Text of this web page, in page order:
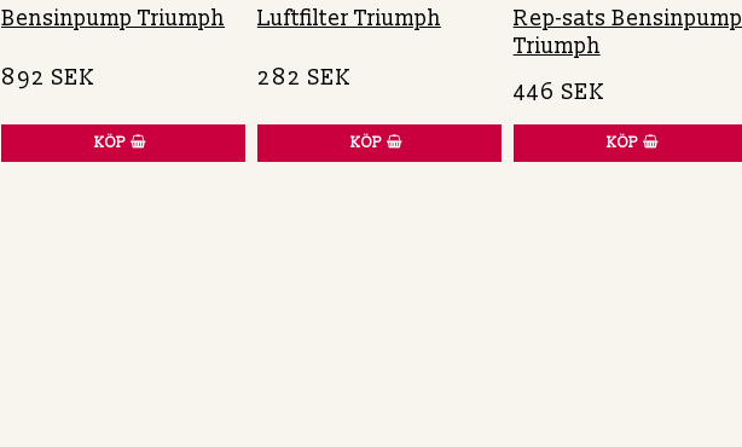
Bensinpump Triumph
892 SEK
KÖP
Luftfilter Triumph
282 SEK
KÖP
Rep-sats Bensinpump
Triumph
446 SEK
KÖP